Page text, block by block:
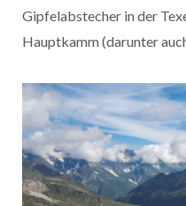
Gipfelabstecher in der
Hauptkamm (darunter